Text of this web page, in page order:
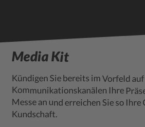
Media Kit
Kündigen Sie bereits im Vorfeld
Kommunikationskanälen Ihre
Messe an und erreichen Sie so Ihre
Kundschaft.